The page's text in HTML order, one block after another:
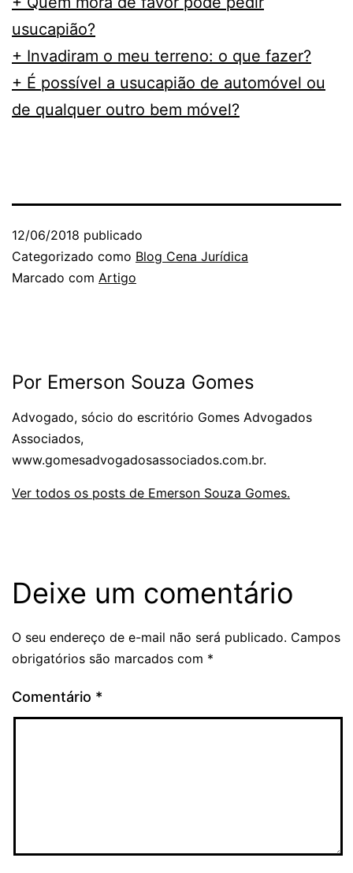
usucapião?
+ Invadiram o meu terreno: o que fazer?
+ É possível a usucapião de automóvel ou
de qualquer outro bem móvel?
12/06/2018 publicado
Categorizado como Blog Cena Jurídica
Marcado com Artigo
Por Emerson Souza Gomes
Advogado, sócio do escritório Gomes Advogados
Associados,
www.gomesadvogadosassociados.com.br.
Ver todos os posts de Emerson Souza Gomes.
Deixe um comentário
O seu endereço de e-mail não será publicado. Campos
obrigatórios são marcados com *
Comentário *